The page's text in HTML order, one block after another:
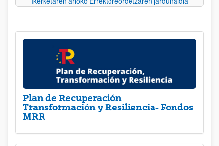
Plan de Recuperación
Transformación y Resiliencia- Fondos
MRR